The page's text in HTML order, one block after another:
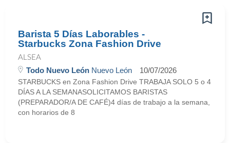
Barista 5 Días Laborables -
Starbucks Zona Fashion Drive
ALSEA
Todo Nuevo León Nuevo León 10/07/2026
STARBUCKS en Zona Fashion Drive TRABAJA SOLO 5 o 4
DÍAS A LA SEMANASOLICITAMOS BARISTAS
(PREPARADOR/A DE CAFÉ)4 días de trabajo a la semana,
con horarios de 8